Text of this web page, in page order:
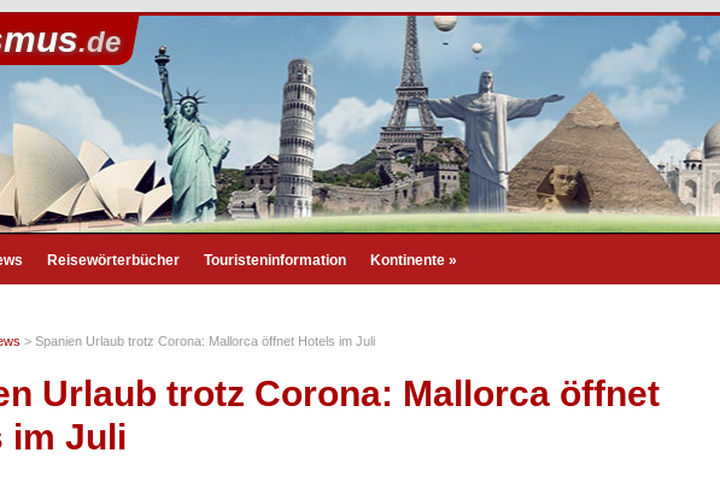
.de
Reisewörterbücher Touristeninformation Kontinente »
> Spanien Urlaub trotz Corona: Mallorca öffnet Hotels im Juli
Urlaub trotz Corona: Mallorca öffnet
im Juli